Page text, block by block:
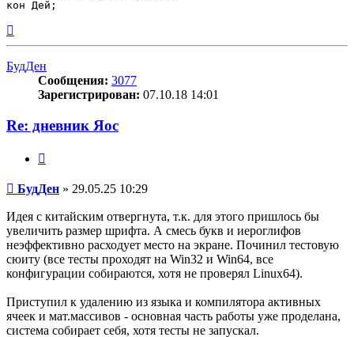
БудДен
Сообщения: 3077
Зарегистрирован: 07.10.18 14:01
Re: дневник Яос
Сообщение
БудДен » 29.05.25 10:29
Идея с китайским отвергнута, т.к. для этого пришлось бы
увеличить размер шрифта. А смесь букв и иероглифов
неэффективно расходует место на экране. Починил тестовую
сюиту (все тесты проходят на Win32 и Win64, все
конфигурации собираются, хотя не проверял Linux64).
Приступил к удалению из языка и компилятора активных
ячеек и мат.массивов - основная часть работы уже проделана,
система собирает себя, хотя тесты не запускал.